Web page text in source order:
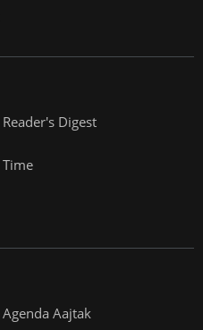
Reader's Digest
Time
Agenda Aajtak